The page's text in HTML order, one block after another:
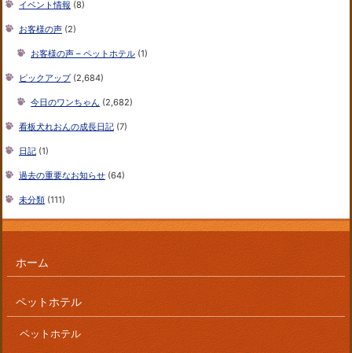
イベント情報 (8)
お客様の声 (2)
お客様の声 – ペットホテル (1)
ピックアップ(2,684)
今日のワンちゃん (2,682)
看板犬れおんの成長日記 (7)
日記 (1)
過去の重要なお知らせ (64)
未分類 (111)
ホーム
ペットホテル
ペットホテル